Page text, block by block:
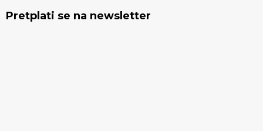
Pretplati se na newsletter